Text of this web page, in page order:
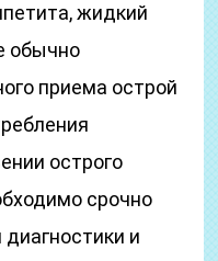
жидкий
обычно
приема острой
острого
срочно
и